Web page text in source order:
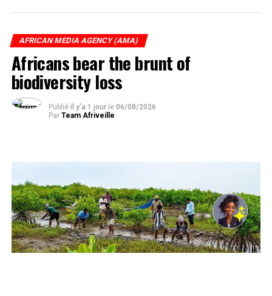
AFRICAN MEDIA AGENCY (AMA)
Africans bear the brunt of
biodiversity loss
Publié il y'a 1 jour le 06/08/2026
Par Team Afriveille